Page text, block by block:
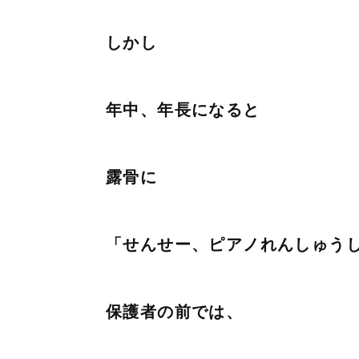
しかし
年中、年長になると
露骨に
「せんせー、ピアノれんしゅう
保護者の前では、